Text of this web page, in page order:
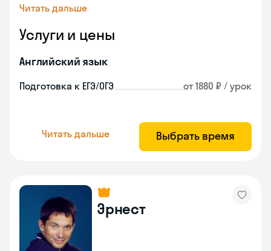
Читать дальше
Услуги и цены
Английский язык
Подготовка к ЕГЭ/ОГЭ от 1880 ₽ / урок
Читать дальше Выбрать время
Эрнест